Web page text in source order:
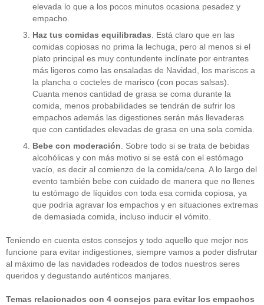
elevada lo que a los pocos minutos ocasiona pesadez y
empacho.
Haz tus comidas equilibradas . Está claro que en las
comidas copiosas no prima la lechuga, pero al menos si el
plato principal es muy contundente inclínate por entrantes
más ligeros como las ensaladas de Navidad, los mariscos a
la plancha o cocteles de marisco (con pocas salsas).
Cuanta menos cantidad de grasa se coma durante la
comida, menos probabilidades se tendrán de sufrir los
empachos además las digestiones serán más llevaderas
que con cantidades elevadas de grasa en una sola comida.
Bebe con moderación . Sobre todo si se trata de bebidas
alcohólicas y con más motivo si se está con el estómago
vacío, es decir al comienzo de la comida/cena. A lo largo del
evento también bebe con cuidado de manera que no llenes
tu estómago de líquidos con toda esa comida copiosa, ya
que podría agravar los empachos y en situaciones extremas
de demasiada comida, incluso inducir el vómito.
Teniendo en cuenta estos consejos y todo aquello que mejor nos
funcione para evitar indigestiones, siempre vamos a poder disfrutar
al máximo de las navidades rodeados de todos nuestros seres
queridos y degustando auténticos manjares.
Temas relacionados con 4 consejos para evitar los empachos